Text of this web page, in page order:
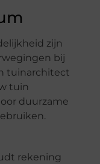
zijn
bij
tuinarchitect
tuin
duurzame
rekening